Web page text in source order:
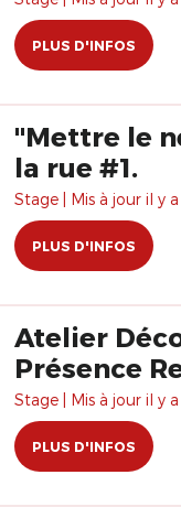
PLUS D'INFOS
"Mettre le
la rue #1.
Stage | Mis à jour il y
PLUS D'INFOS
Atelier
Présence
Stage | Mis à jour il y
PLUS D'INFOS